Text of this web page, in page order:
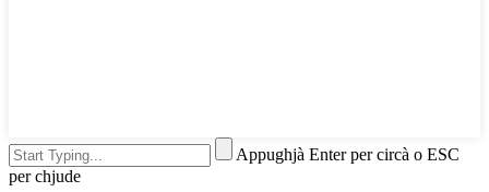
Appughjà Enter per circà o ESC
per chjude